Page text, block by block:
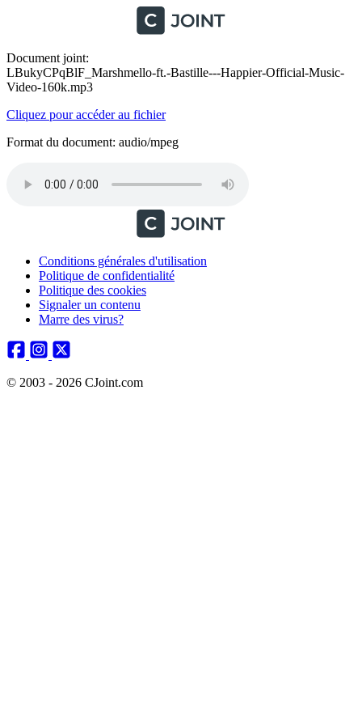
Document joint:
LBukyCPqBlF_Marshmello-ft.-Bastille---Happier-Official-Music-
Video-160k.mp3
Cliquez pour accéder au fichier
Format du document: audio/mpeg
Conditions générales d'utilisation
Politique de confidentialité
Politique des cookies
Signaler un contenu
Marre des virus?
© 2003 - 2026 CJoint.com